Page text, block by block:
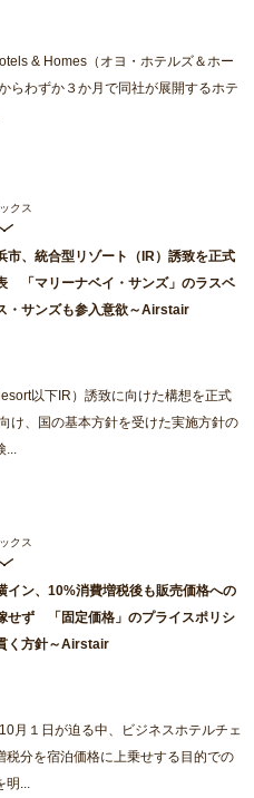
& Homes（オヨ・ホテルズ＆ホー
らわずか３か月で同社が展開するホテ
クス
市、統合型リゾート（IR）誘致を正式
「マリーナベイ・サンズ」のラスベ
・サンズも参入意欲～Airstair
以下IR）誘致に向けた構想を正式
け、国の基本方針を受けた実施方針の
...
クス
イン、10%消費増税後も販売価格への
せず 「固定価格」のプライスポリシ
く方針～Airstair
月１日が迫る中、ビジネスホテルチェ
分を宿泊価格に上乗せする目的での
...